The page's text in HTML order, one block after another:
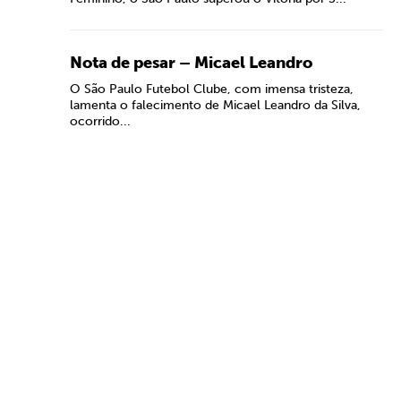
Nota de pesar – Micael Leandro
O São Paulo Futebol Clube, com imensa tristeza,
lamenta o falecimento de Micael Leandro da Silva,
ocorrido...